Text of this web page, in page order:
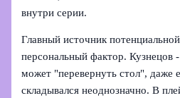
внутри серии.
Главный источник
персональный фактор. Кузнецов
может "перевернуть стол", даже
складывался неоднозначно. В